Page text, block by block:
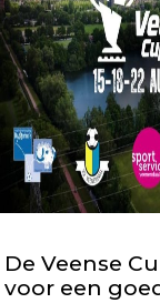
VRC
JO14-
1
VRC
JO14-
2
VRC
JO14-
VRC
VRC
JO11-
5
VRC
JO11-
6
VRC
VRC
De Veense
voor een